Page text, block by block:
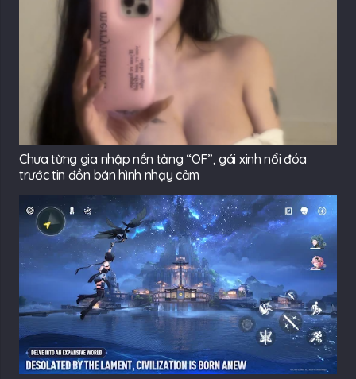
Chưa từng gia nhập nền tảng “OF”, gái xinh nổi đóa
trước tin đồn bán hình nhạy cảm